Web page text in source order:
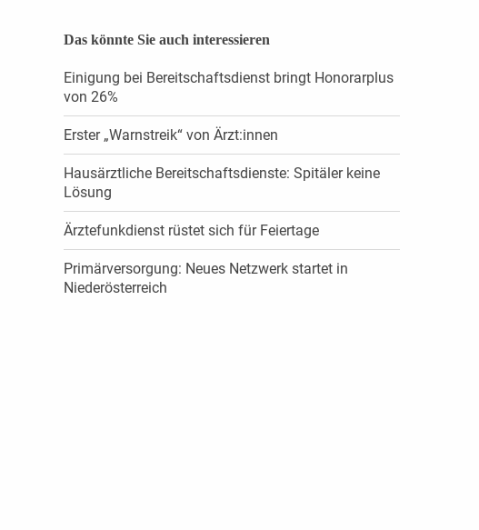
Das könnte Sie auch interessieren
Einigung bei Bereitschaftsdienst bringt Honorarplus
von 26%
Erster „Warnstreik“ von Ärzt:innen
Hausärztliche Bereitschaftsdienste: Spitäler keine
Lösung
Ärztefunkdienst rüstet sich für Feiertage
Primärversorgung: Neues Netzwerk startet in
Niederösterreich